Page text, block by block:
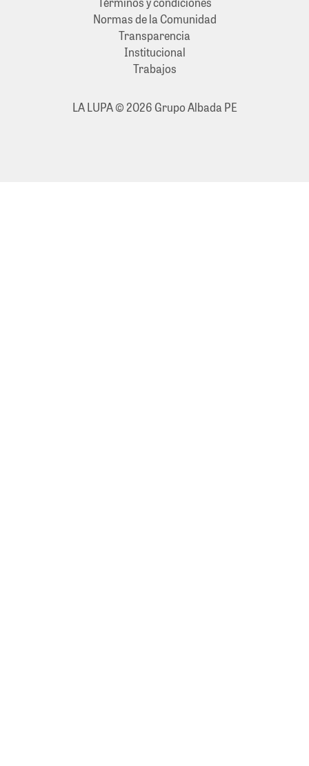
Normas de la Comunidad
Transparencia
Institucional
Trabajos
LA LUPA © 2026 Grupo Albada PE